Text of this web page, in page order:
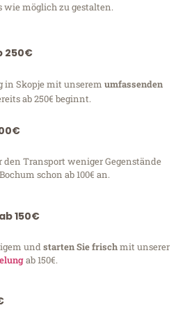
wie möglich zu gestalten.
250€
in Skopje mit unserem umfassenden
ab 250€ beginnt.
den Transport weniger Gegenstände
schon ab 100€ an.
150€
undstarten Sie frischmit unserer
ab 150€.